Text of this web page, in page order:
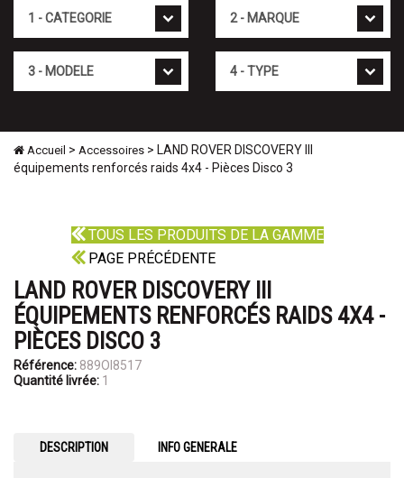
Accueil > Accessoires > LAND ROVER DISCOVERY III
équipements renforcés raids 4x4 - Pièces Disco 3
TOUS LES PRODUITS DE LA GAMME
PAGE PRÉCÉDENTE
LAND ROVER DISCOVERY III
ÉQUIPEMENTS RENFORCÉS RAIDS 4X4 -
PIÈCES DISCO 3
Référence: 889OI8517
Quantité livrée: 1
DESCRIPTION INFO GENERALE